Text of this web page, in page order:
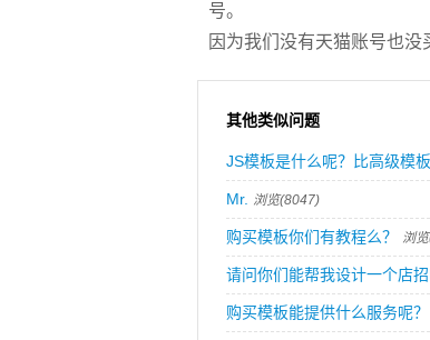
号。
因为我们没有天猫账号也
其他类似问题
JS模板是什么呢？比高级模
Mr. 浏览(8047)
购买模板你们有教程么？ 浏
请问你们能帮我设计一个店招
购买模板能提供什么服务呢？